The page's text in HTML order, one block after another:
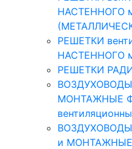
НАСТЕННОГО
РЕШЕТКИ
НАСТЕННОГО
РЕШЕТКИ
МОНТАЖНЫЕ
и